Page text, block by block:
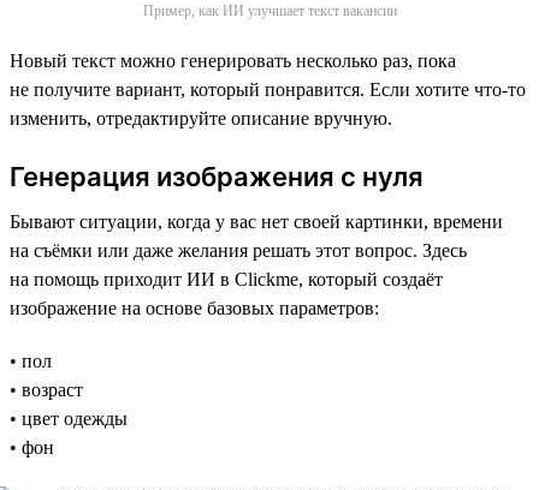
Пример, как ИИ улучшает текст вакансии
Новый текст можно генерировать несколько раз, пока
не получите вариант, который понравится. Если хотите что-то
изменить, отредактируйте описание вручную.
Генерация изображения с нуля
Бывают ситуации, когда у вас нет своей картинки, времени
на съёмки или даже желания решать этот вопрос. Здесь
на помощь приходит ИИ в Clickme, который создаёт
изображение на основе базовых параметров:
• пол
• возраст
• цвет одежды
• фон